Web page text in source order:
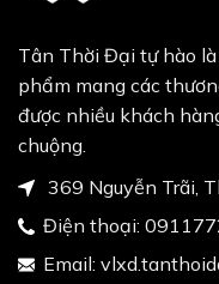
Tân Thời Đại tự hào
phẩm mang các
được nhiều khách
chuộng.
369 Nguyễn Trãi,
Điện thoại:
Email: